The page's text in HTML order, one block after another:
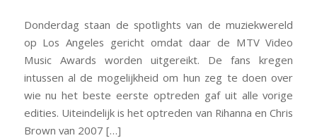
Donderdag staan de spotlights van de muziekwereld
op Los Angeles gericht omdat daar de MTV Video
Music Awards worden uitgereikt. De fans kregen
intussen al de mogelijkheid om hun zeg te doen over
wie nu het beste eerste optreden gaf uit alle vorige
edities. Uiteindelijk is het optreden van Rihanna en Chris
Brown van 2007 […]